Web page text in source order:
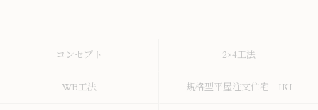
コンセプト 2×4工法
WB工法 規格型平屋注文住宅 IKI